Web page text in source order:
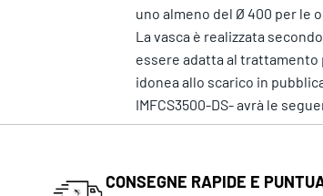
uno almeno del Ø 400 per le
La vasca è realizzata
essere adatta al
idonea allo scarico in
IMFCS3500-DS- avrà le
CONSEGNE RAPIDE E